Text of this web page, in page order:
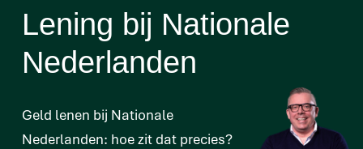
Lening bij Nationale
Nederlanden
Geld lenen bij Nationale
Nederlanden: hoe zit dat precies?